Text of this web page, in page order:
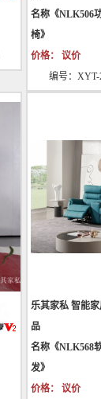
名称《NLK506
椅》
价格： 议价
编号：XYT-
乐其家私 智能
品
名称《NLK568
发》
价格： 议价